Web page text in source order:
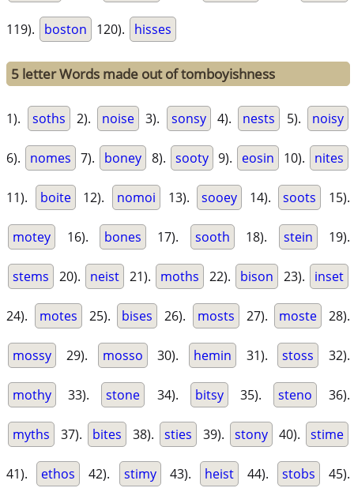
119). boston 120). hisses
5 letter Words made out of tomboyishness
1). soths 2). noise 3). sonsy 4). nests 5). noisy
6). nomes 7). boney 8). sooty 9). eosin 10). nites
11). boite 12). nomoi 13). sooey 14). soots 15).
motey 16). bones 17). sooth 18). stein 19).
stems 20). neist 21). moths 22). bison 23). inset
24). motes 25). bises 26). mosts 27). moste 28).
mossy 29). mosso 30). hemin 31). stoss 32).
mothy 33). stone 34). bitsy 35). steno 36).
myths 37). bites 38). sties 39). stony 40). stime
41). ethos 42). stimy 43). heist 44). stobs 45).